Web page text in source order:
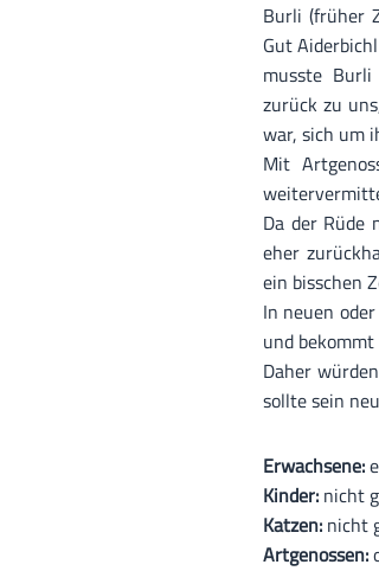
Burli (früher
Gut
musste
zurück zu
war, sich um
Mit
Da der Rüde
eher
ein bisschen
In neuen
und
Daher
sollte sein
Erwachsene:
Kinder: nicht
Katzen: nicht
Artgenossen: